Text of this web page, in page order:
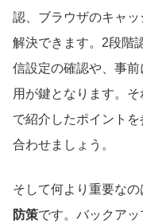
認、ブラウザのキャ
解決できます。2段階
信設定の確認や、事
用が鍵となります。
で紹介したポイント
合わせましょう。
そして何より重要なの
防策です。バックア